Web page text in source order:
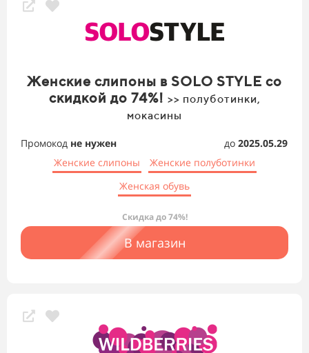
Женские слипоны в SOLO STYLE со
скидкой до 74%! >> полуботинки,
мокасины
Промокод не нужен до 2025.05.29
Женские слипоны
Женские полуботинки
Женская обувь
Скидка до 74%!
В магазин